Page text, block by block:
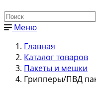
Меню
Главная
Каталог товаров
Пакеты и мешки
Грипперы/ПВД